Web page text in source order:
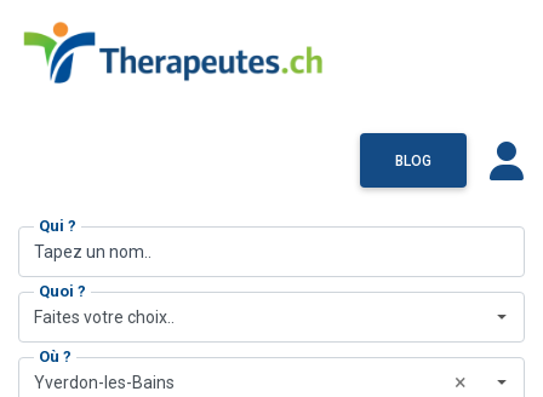
BLOG
Qui ?
Quoi ?
Faites votre choix..
Où ?
Yverdon-les-Bains ×